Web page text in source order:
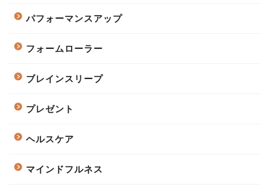
パフォーマンスアップ
フォームローラー
ブレインスリープ
プレゼント
ヘルスケア
マインドフルネス